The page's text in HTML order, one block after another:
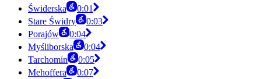
Świderska
0:01
Stare Świdry
0:03
Porajów
0:04
Myśliborska
0:04
Tarchomin
0:05
Mehoffera
0:07